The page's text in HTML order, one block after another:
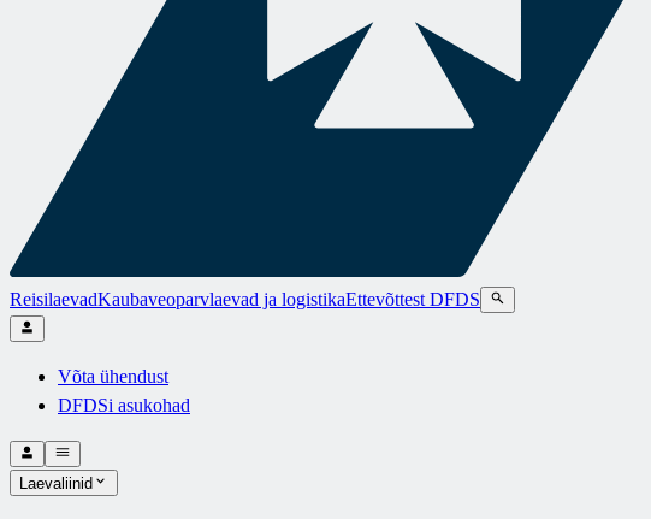
ReisilaevadKaubaveoparvlaevad ja logistikaEttevõttest DFDS
Võta ühendust
DFDSi asukohad
Laevaliinid